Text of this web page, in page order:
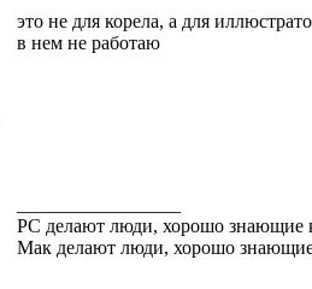
это не для корела, а для
в нем не работаю
PC делают люди, хорошо знающие
Мак делают люди, хорошо